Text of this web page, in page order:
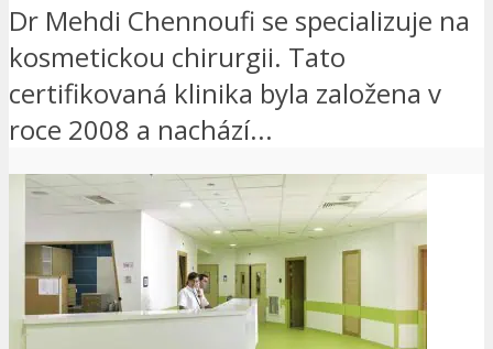
Dr Mehdi Chennoufi se specializuje na
kosmetickou chirurgii. Tato
certifikovaná klinika byla založena v
roce 2008 a nachází...